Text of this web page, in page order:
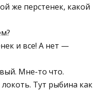
же перстенек, какой
и все! А нет —
Мне-то что.
Тут рыбина как